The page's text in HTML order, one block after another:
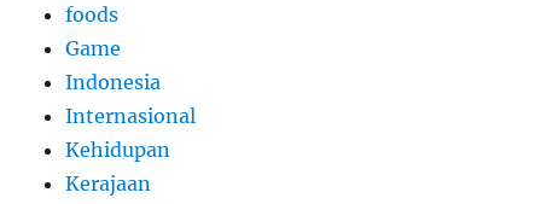
foods
Game
Indonesia
Internasional
Kehidupan
Kerajaan